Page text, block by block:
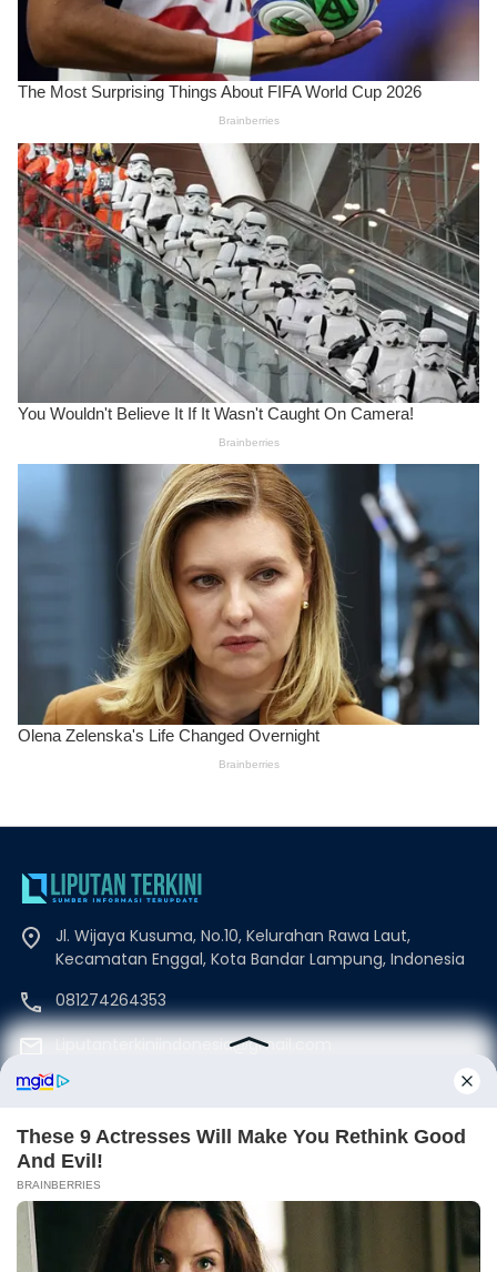
Jl. Wijaya Kusuma, No.10, Kelurahan Rawa Laut,
Kecamatan Enggal, Kota Bandar Lampung, Indonesia
081274264353
Liputanterkiniindonesia@gmail.com
Beranda Disclaimer Redaksi
Privacy Policy
Pedoman Media Siber